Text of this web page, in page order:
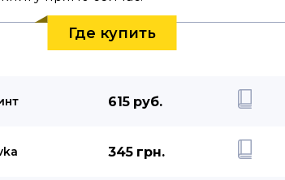
Где купить
615 руб.
345 грн.